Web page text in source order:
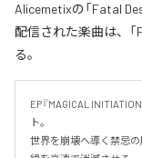
Alicemetixの「Fatal
配信された楽曲は、「
る。
EP『MAGICAL
ト。
世界を崩壊へ導く禁忌